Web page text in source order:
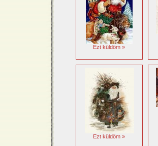
Ezt küldöm »
Ezt küldöm »